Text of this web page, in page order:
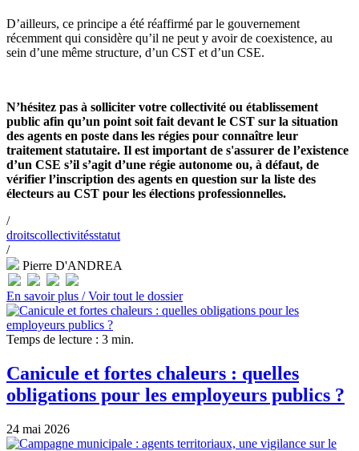
D’ailleurs, ce principe a été réaffirmé par le gouvernement
récemment qui considère qu’il ne peut y avoir de coexistence, au
sein d’une même structure, d’un CST et d’un CSE.
N’hésitez pas à solliciter votre collectivité ou établissement
public afin qu’un point soit fait devant le CST sur la situation
des agents en poste dans les régies pour connaître leur
traitement statutaire. Il est important de s'assurer de l’existence
d’un CSE s’il s’agit d’une régie autonome ou, à défaut, de
vérifier l’inscription des agents en question sur la liste des
électeurs au CST pour les élections professionnelles.
/
droitscollectivitésstatut
/
Pierre D'ANDREA
En savoir plus /Voir tout le dossier
Temps de lecture : 3 min.
Canicule et fortes chaleurs : quelles
obligations pour les employeurs publics ?
24 mai 2026